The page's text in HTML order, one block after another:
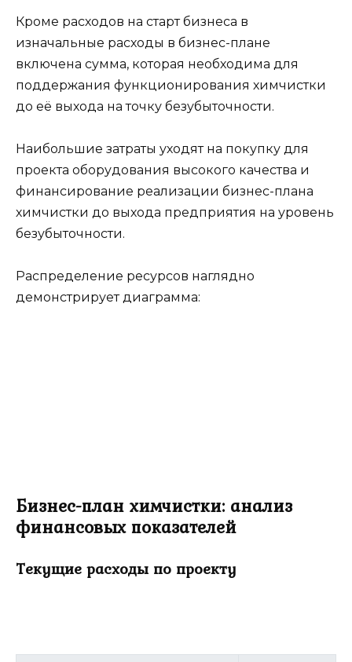
Кроме расходов на старт бизнеса в
изначальные расходы в бизнес-плане
включена сумма, которая необходима для
поддержания функционирования химчистки
до её выхода на точку безубыточности.
Наибольшие затраты уходят на покупку для
проекта оборудования высокого качества и
финансирование реализации бизнес-плана
химчистки до выхода предприятия на уровень
безубыточности.
Распределение ресурсов наглядно
демонстрирует диаграмма:
Бизнес-план химчистки: анализ
финансовых показателей
Текущие расходы по проекту